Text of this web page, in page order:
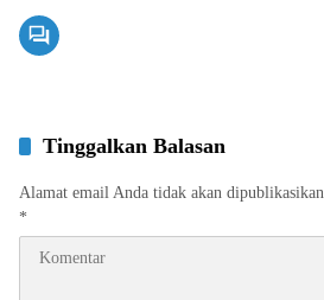
Tinggalkan Balasan
Alamat email Anda tidak akan dipublikasikan.
*